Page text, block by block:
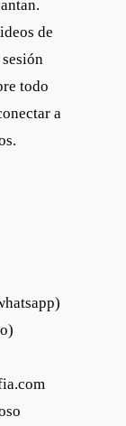
de
todo
a